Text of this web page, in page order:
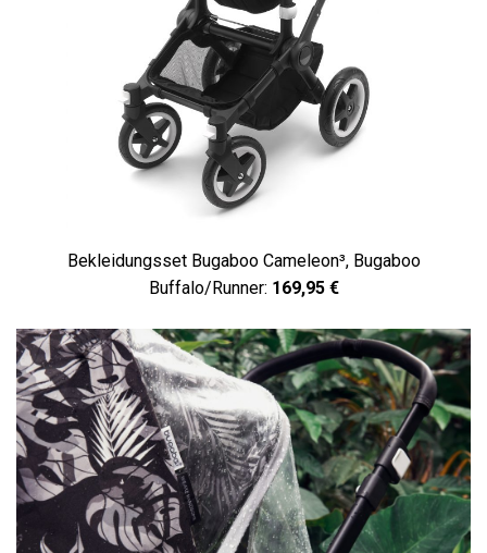
Bekleidungsset Bugaboo Cameleon³, Bugaboo
Buffalo/Runner: 169,95 €